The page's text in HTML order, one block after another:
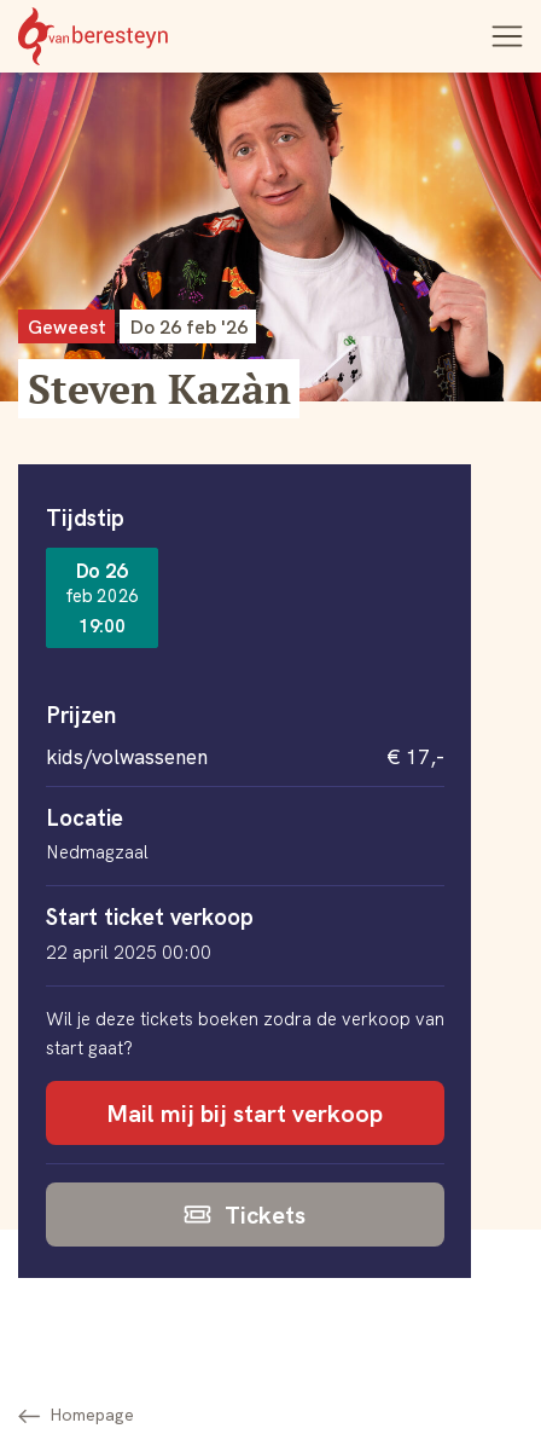
Navigatie
overslaan
Theater
vanBeresteyn
Open
Geweest Do 26 feb '26
Steven Kazàn
Homepage
Tickets
Tijdstip
Do 26
feb 2026
19:00
Prijzen
kids/volwassenen € 17,-
Locatie
Nedmagzaal
Start ticket verkoop
22 april 2025 00:00
Wil je deze tickets boeken zodra de verkoop van
start gaat?
Mail mij bij start verkoop